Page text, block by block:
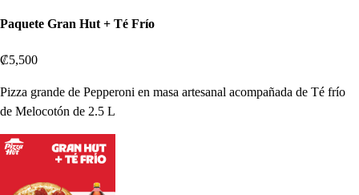
Paquete Gran Hut + Té Frío
₡5,500
Pizza grande de Pepperoni en masa artesanal acompañada de Té frío
de Melocotón de 2.5 L